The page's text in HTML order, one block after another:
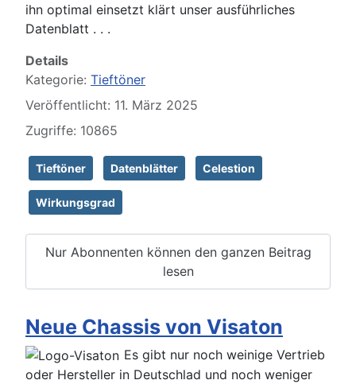
ihn optimal einsetzt klärt unser ausführliches
Datenblatt . . .
Details
Kategorie: Tieftöner
Veröffentlicht: 11. März 2025
Zugriffe: 10865
Tieftöner Datenblätter Celestion
Wirkungsgrad
Nur Abonnenten können den ganzen Beitrag
lesen
Neue Chassis von Visaton
Es gibt nur noch weinige Vertrieb
oder Hersteller in Deutschlad und noch weniger